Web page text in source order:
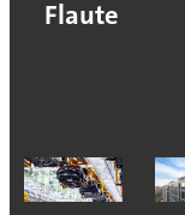
Flaute